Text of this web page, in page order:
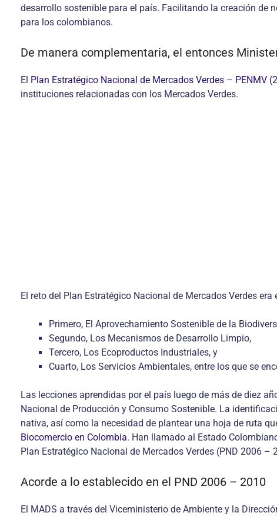
desarrollo sostenible para el país. Facilitando la creación de
para los colombianos.
De manera complementaria, el entonces
El Plan Estratégico Nacional de Mercados Verdes – PENMV
instituciones relacionadas con los Mercados Verdes.
El reto del Plan Estratégico Nacional de Mercados Verdes
Primero, El Aprovechamiento Sostenible de la
Segundo, Los Mecanismos de Desarrollo Limpio,
Tercero, Los Ecoproductos Industriales, y
Cuarto, Los Servicios Ambientales, entre los que se
Las lecciones aprendidas por el país luego de más de diez
Nacional de Producción y Consumo Sostenible. La
nativa, así como la necesidad de plantear una hoja de ruta
Biocomercio en Colombia. Han llamado al Estado
Plan Estratégico Nacional de Mercados Verdes (PND 2006 –
Acorde a lo establecido en el PND 2006 – 2010
El MADS a través del Viceministerio de Ambiente y la